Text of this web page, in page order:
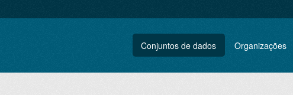
Conjuntos de dados Organizações